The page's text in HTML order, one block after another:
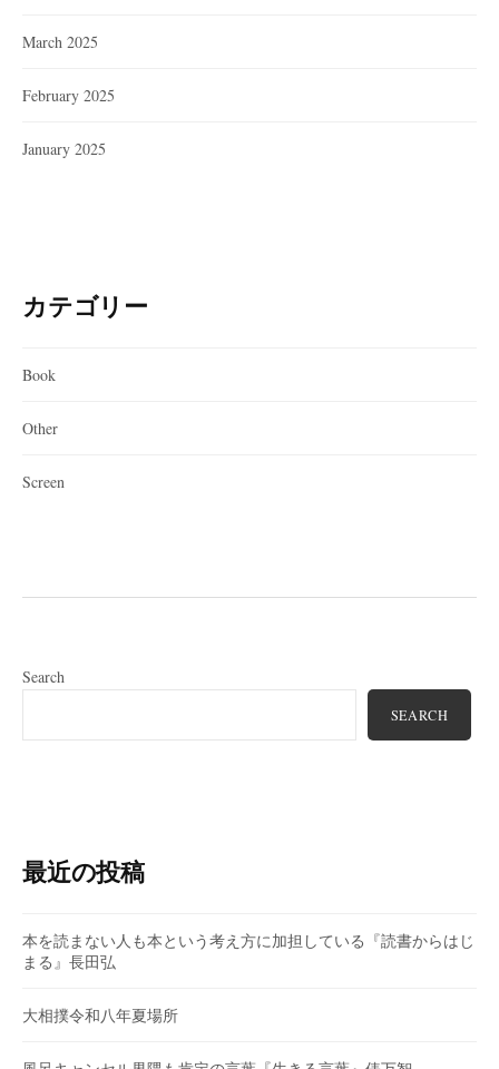
March 2025
February 2025
January 2025
カテゴリー
Book
Other
Screen
Search
SEARCH
最近の投稿
本を読まない人も本という考え方に加担している『読書からはじ
まる』長田弘
大相撲令和八年夏場所